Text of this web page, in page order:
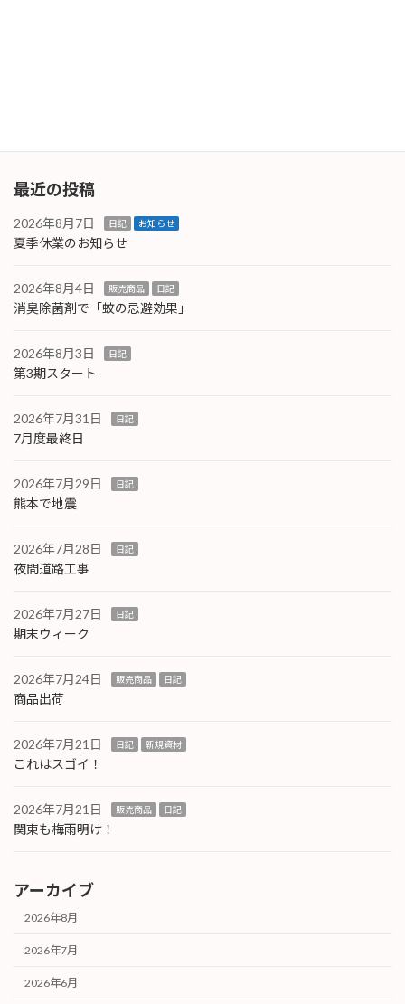
最近の投稿
2026年8月7日 日記 お知らせ
夏季休業のお知らせ
2026年8月4日 販売商品 日記
消臭除菌剤で「蚊の忌避効果」
2026年8月3日 日記
第3期スタート
2026年7月31日 日記
7月度最終日
2026年7月29日 日記
熊本で地震
2026年7月28日 日記
夜間道路工事
2026年7月27日 日記
期末ウィーク
2026年7月24日 販売商品 日記
商品出荷
2026年7月21日 日記 新規資材
これはスゴイ！
2026年7月21日 販売商品 日記
関東も梅雨明け！
アーカイブ
2026年8月
2026年7月
2026年6月